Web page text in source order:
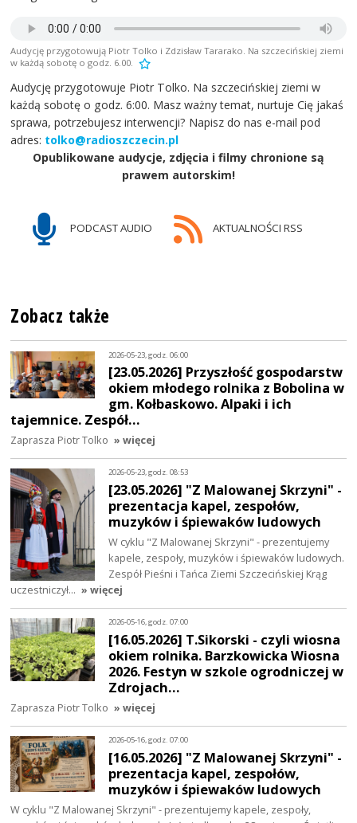
Audycję przygotowują Piotr Tolko i Zdzisław Tararako. Na szczecińskiej ziemi
w każdą sobotę o godz. 6.00.
Audycję przygotowuje Piotr Tolko. Na szczecińskiej ziemi w
każdą sobotę o godz. 6:00. Masz ważny temat, nurtuje Cię jakaś
sprawa, potrzebujesz interwencji? Napisz do nas e-mail pod
adres: tolko@radioszczecin.pl
Opublikowane audycje, zdjęcia i filmy chronione są
prawem autorskim!
PODCAST AUDIO AKTUALNOŚCI RSS
Zobacz także
2026-05-23, godz. 06:00
[23.05.2026] Przyszłość gospodarstw
okiem młodego rolnika z Bobolina w
gm. Kołbaskowo. Alpaki i ich
tajemnice. Zespół…
Zaprasza Piotr Tolko » więcej
2026-05-23, godz. 08:53
[23.05.2026] "Z Malowanej Skrzyni" -
prezentacja kapel, zespołów,
muzyków i śpiewaków ludowych
W cyklu "Z Malowanej Skrzyni" - prezentujemy
kapele, zespoły, muzyków i śpiewaków ludowych.
Zespół Pieśni i Tańca Ziemi Szczecińskiej Krąg
uczestniczył… » więcej
2026-05-16, godz. 07:00
[16.05.2026] T.Sikorski - czyli wiosna
okiem rolnika. Barzkowicka Wiosna
2026. Festyn w szkole ogrodniczej w
Zdrojach…
Zaprasza Piotr Tolko » więcej
2026-05-16, godz. 07:00
[16.05.2026] "Z Malowanej Skrzyni" -
prezentacja kapel, zespołów,
muzyków i śpiewaków ludowych
W cyklu "Z Malowanej Skrzyni" - prezentujemy kapele, zespoły,